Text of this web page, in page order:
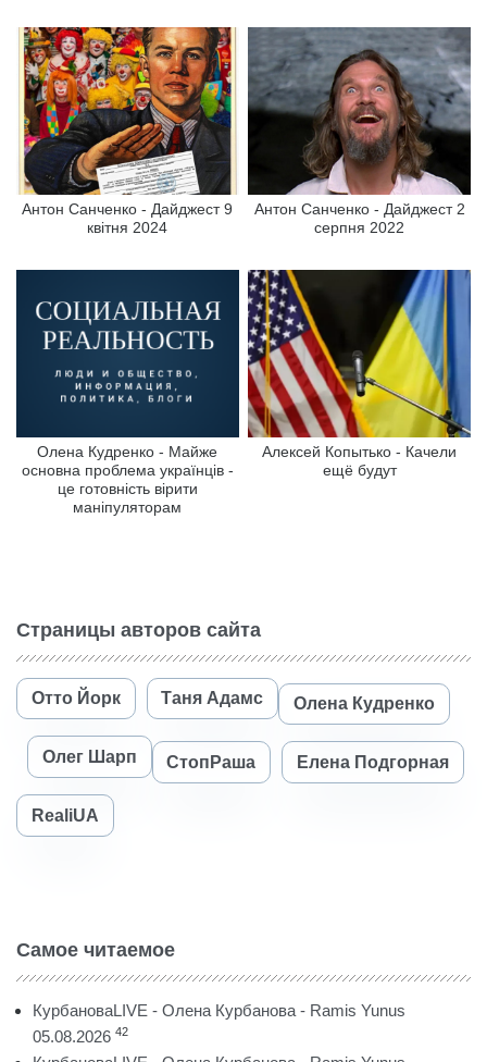
Антон Санченко - Дайджест 9
квітня 2024
Антон Санченко - Дайджест 2
серпня 2022
Олена Кудренко - Майже
основна проблема українців -
це готовність вірити
маніпуляторам
Алексей Копытько - Качели
ещё будут
Страницы авторов сайта
Отто Йорк Таня Адамс Олена Кудренко
Олег Шарп СтопРаша Елена Подгорная
RealiUA
Самое читаемое
КурбановаLIVE - Олена Курбанова - Ramis Yunus
05.08.2026 42